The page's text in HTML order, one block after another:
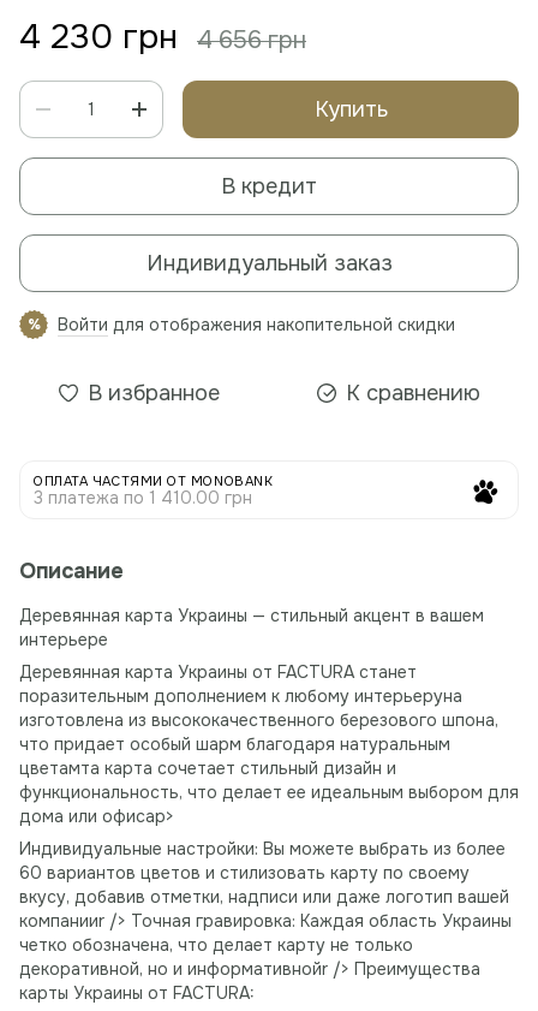
4 230 грн 4 656 грн
Купить
В кредит
Индивидуальный заказ
% Войти для отображения накопительной скидки
В избранное К сравнению
ОПЛАТА ЧАСТЯМИ ОТ MONOBANK
3 платежа по 1 410.00 грн
Описание
Деревянная карта Украины — стильный акцент в вашем
интерьере
Деревянная карта Украины от FACTURA станет
поразительным дополнением к любому интерьеруна
изготовлена ​​из высококачественного березового шпона,
что придает особый шарм благодаря натуральным
цветамта карта сочетает стильный дизайн и
функциональность, что делает ее идеальным выбором для
дома или офисаp>
Индивидуальные настройки: Вы можете выбрать из более
60 вариантов цветов и стилизовать карту по своему
вкусу, добавив отметки, надписи или даже логотип вашей
компанииr /> Точная гравировка: Каждая область Украины
четко обозначена, что делает карту не только
декоративной, но и информативнойr /> Преимущества
карты Украины от FACTURA: